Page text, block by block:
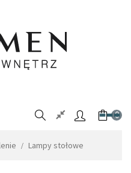
0
Lampy stołowe